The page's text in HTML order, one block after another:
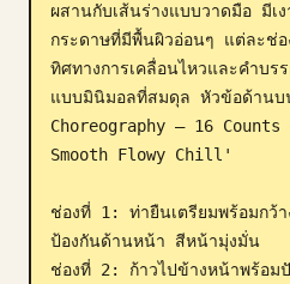
อัปเดต
ผสานกับเส้นร่างแบบวาดมือ มี
กระดาษที่มีพื้นผิวอ่อนๆ แต่ละช่อ
ทิศทางการเคลื่อนไหวและคำบร
แบบมินิมอลที่สมดุล หัวข้อด้า
Choreography – 16
Smooth Flowy Chill'
ช่องที่ 1: ท่ายืนเตรียมพร้อมกว้
ป้องกันด้านหน้า สีหน้ามุ่งมั่น
ช่องที่ 2: ก้าวไปข้างหน้าพร้อม